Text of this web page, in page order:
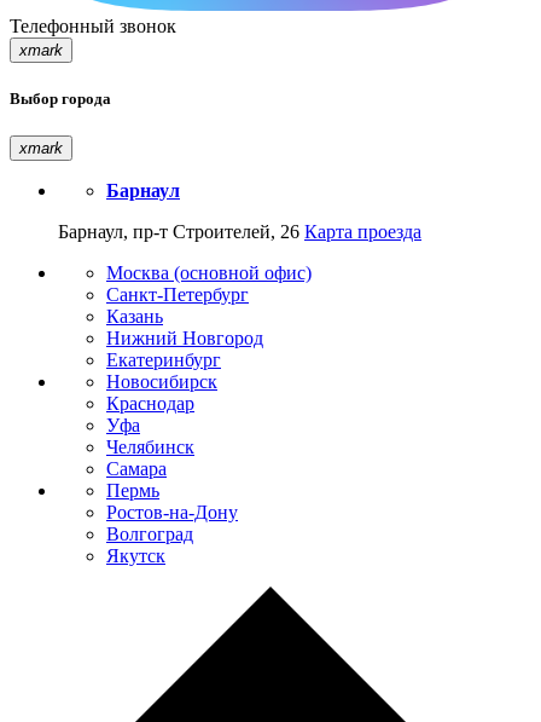
Телефонный звонок
xmark
Выбор города
xmark
Барнаул
Барнаул, пр-т Строителей, 26 Карта проезда
Москва (основной офис)
Санкт-Петербург
Казань
Нижний Новгород
Екатеринбург
Новосибирск
Краснодар
Уфа
Челябинск
Самара
Пермь
Ростов-на-Дону
Волгоград
Якутск